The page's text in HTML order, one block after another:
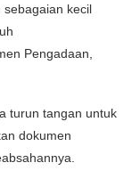
sebagaian kecil
Pengadaan,
turun tangan untuk
dokumen